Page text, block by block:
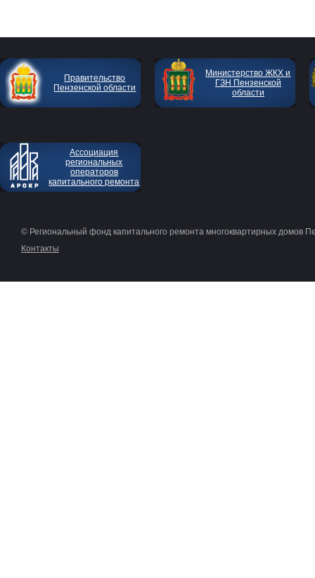
Правительство
Пензенской области
Министерство ЖКХ и
ГЗН Пензенской
области
Ассоциация
региональных
операторов
капитального ремонта
© Региональный фонд капитального ремонта многоквартирных домов
Контакты